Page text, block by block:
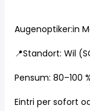
Augenoptiker:in
📍Standort: Wil
Pensum: 80–100
Eintri per sofort